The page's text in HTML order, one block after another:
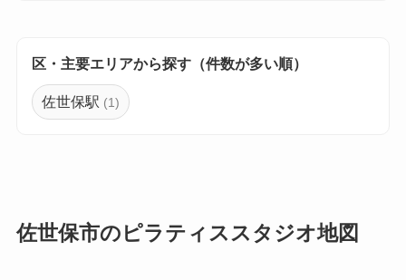
区・主要エリアから探す（件数が多い順）
佐世保駅 (1)
佐世保市のピラティススタジオ地図